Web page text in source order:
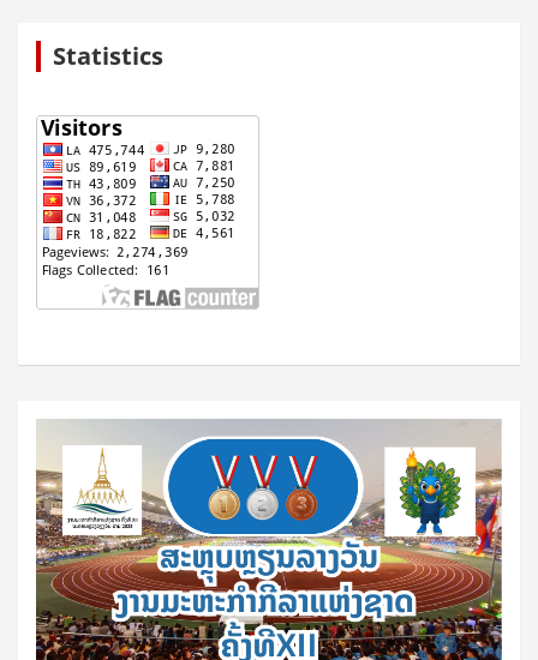
Statistics